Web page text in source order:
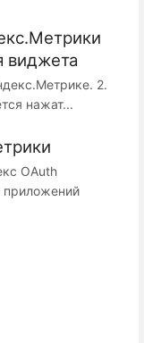
виджета
2.
нажат...
OAuth
приложений